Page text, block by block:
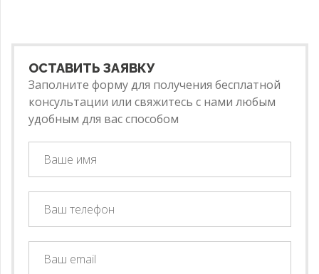
ОСТАВИТЬ ЗАЯВКУ
Заполните форму для получения бесплатной
консультации или свяжитесь с нами любым
удобным для вас способом